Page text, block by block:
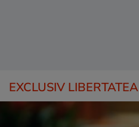
EXCLUSIV LIBERTATEA